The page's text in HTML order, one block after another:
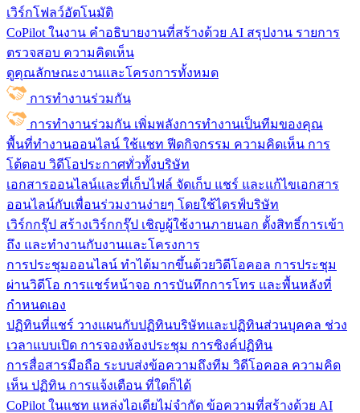
เวิร์กโฟลว์อัตโนมัติ
CoPilot ในงาน คำอธิบายงานที่สร้างด้วย AI สรุปงาน รายการ
ตรวจสอบ ความคิดเห็น
ดูคุณลักษณะงานและโครงการทั้งหมด
การทำงานร่วมกัน
การทำงานร่วมกัน เพิ่มพลังการทำงานเป็นทีมของคุณ
พื้นที่ทำงานออนไลน์ ใช้แชท ฟีดกิจกรรม ความคิดเห็น การ
โต้ตอบ วิดีโอประกาศทั่วทั้งบริษัท
เอกสารออนไลน์และที่เก็บไฟล์ จัดเก็บ แชร์ และแก้ไขเอกสาร
ออนไลน์กับเพื่อนร่วมงานง่ายๆ โดยใช้ไดรฟ์บริษัท
เวิร์กกรุ๊ป สร้างเวิร์กกรุ๊ป เชิญผู้ใช้งานภายนอก ตั้งสิทธิ์การเข้า
ถึง และทำงานกับงานและโครงการ
การประชุมออนไลน์ ทำได้มากขึ้นด้วยวิดีโอคอล การประชุม
ผ่านวิดีโอ การแชร์หน้าจอ การบันทึกการโทร และพื้นหลังที่
กำหนดเอง
ปฏิทินที่แชร์ วางแผนกับปฏิทินบริษัทและปฏิทินส่วนบุคคล ช่วง
เวลาแบบเปิด การจองห้องประชุม การซิงค์ปฏิทิน
การสื่อสารมือถือ ระบบส่งข้อความถึงทีม วิดีโอคอล ความคิด
เห็น ปฏิทิน การแจ้งเตือน ที่ใดก็ได้
CoPilot ในแชท แหล่งไอเดียไม่จำกัด ข้อความที่สร้างด้วย AI